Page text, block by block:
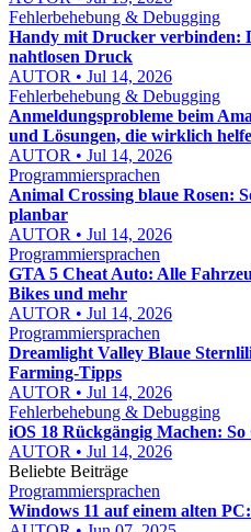
Fehlerbehebung & Debugging
Handy mit Drucker verbinden:
nahtlosen Druck
AUTOR • Jul 14, 2026
Fehlerbehebung & Debugging
Anmeldungsprobleme beim
und Lösungen, die wirklich
AUTOR • Jul 14, 2026
Programmiersprachen
Animal Crossing blaue Rosen:
planbar
AUTOR • Jul 14, 2026
Programmiersprachen
GTA 5 Cheat Auto: Alle
Bikes und mehr
AUTOR • Jul 14, 2026
Programmiersprachen
Dreamlight Valley Blaue
Farming-Tipps
AUTOR • Jul 14, 2026
Fehlerbehebung & Debugging
iOS 18 Rückgängig Machen:
AUTOR • Jul 14, 2026
Beliebte Beiträge
Programmiersprachen
Windows 11 auf einem alten